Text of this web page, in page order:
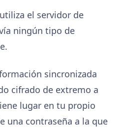
el servidor de
ningún tipo de
sincronizada
cifrado de extremo a
lugar en tu propio
una contraseña a la que